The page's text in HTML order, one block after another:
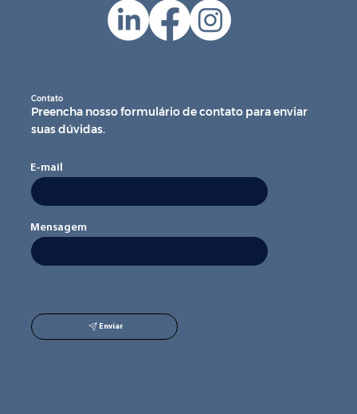
Contato
Preencha nosso formulário de contato para enviar
suas dúvidas.
E-mail
Mensagem
Enviar